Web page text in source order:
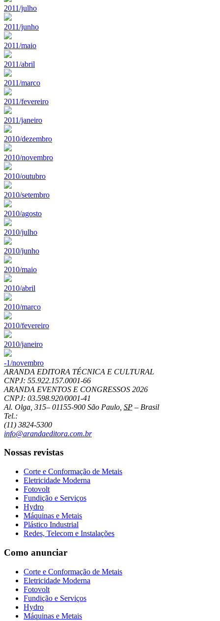
2011/julho
2011/junho
2011/maio
2011/abril
2011/marco
2011/fevereiro
2011/janeiro
2010/dezembro
2010/novembro
2010/outubro
2010/setembro
2010/agosto
2010/julho
2010/junho
2010/maio
2010/abril
2010/marco
2010/fevereiro
2010/janeiro
-1/novembro
ARANDA EDITORA TÉCNICA E CULTURAL
CNPJ: 55.922.157.0001-66
ARANDA EVENTOS E CONGRESSOS 2026
CNPJ: 03.598.920/0001-41
Al. Olga, 315– 01155-900 São Paulo SP – Brasil
Tel.:
(11) 3824-5300
info@arandaeditora.com.br
Nossas revistas
Corte e Conformação de Metais
Eletricidade Moderna
Fotovolt
Fundição e Serviços
Hydro
Máquinas e Metais
Plástico Industrial
Redes, Telecom e Instalações
Como anunciar
Corte e Conformação de Metais
Eletricidade Moderna
Fotovolt
Fundição e Serviços
Hydro
Máquinas e Metais